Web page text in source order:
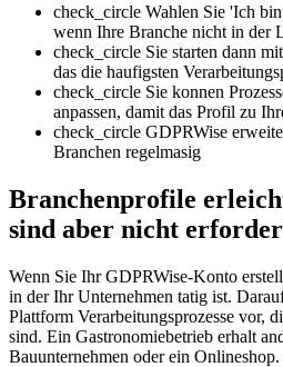
check_circle Wahlen Sie 'Ich
wenn Ihre Branche nicht in der
check_circle Sie starten dann
das die haufigsten
check_circle Sie konnen
anpassen, damit das Profil zu
check_circle GDPRWise
Branchen regelmasig
Branchenprofile
sind aber nicht
Wenn Sie Ihr GDPRWise-Konto
in der Ihr Unternehmen tatig ist.
Plattform Verarbeitungsprozesse vor,
sind. Ein Gastronomiebetrieb erhalt
Bauunternehmen oder ein Onlineshop.